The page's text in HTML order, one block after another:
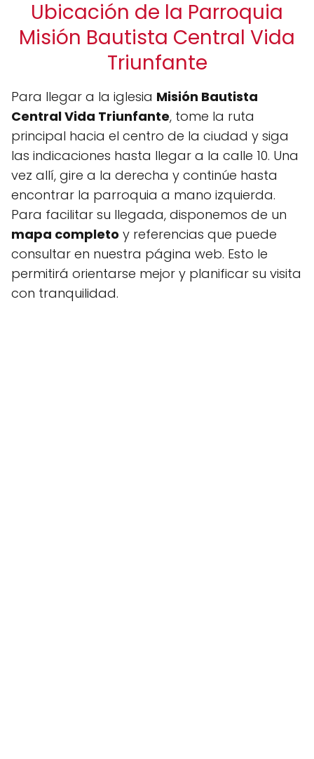
Ubicación de la Parroquia
Misión Bautista Central Vida
Triunfante
Para llegar a la iglesia Misión Bautista
Central Vida Triunfante, tome la ruta
principal hacia el centro de la ciudad y siga
las indicaciones hasta llegar a la calle 10. Una
vez allí, gire a la derecha y continúe hasta
encontrar la parroquia a mano izquierda.
Para facilitar su llegada, disponemos de un
mapa completo y referencias que puede
consultar en nuestra página web. Esto le
permitirá orientarse mejor y planificar su visita
con tranquilidad.